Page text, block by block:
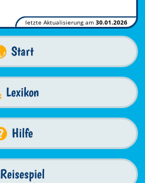
letzte Aktualisierung am 30.01.2026
Start
Lexikon
Hilfe
Reisespiel